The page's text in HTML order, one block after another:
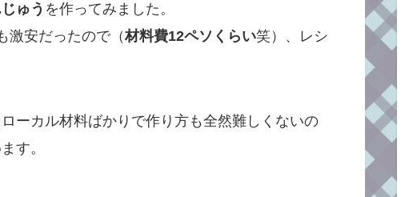
ゅう を作ってみました。
激安だったので（材料費12ペソくらい笑）、レシ
ーカル材料ばかりで作り方も全然難しくないの
す。